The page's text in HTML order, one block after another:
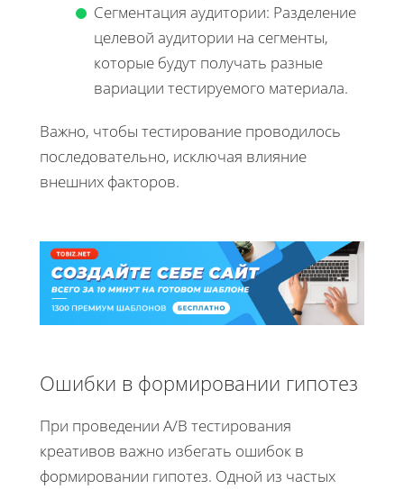
Сегментация аудитории: Разделение
целевой аудитории на сегменты,
которые будут получать разные
вариации тестируемого материала.
Важно, чтобы тестирование проводилось
последовательно, исключая влияние
внешних факторов.
Ошибки в формировании гипотез
При проведении A/B тестирования
креативов важно избегать ошибок в
формировании гипотез. Одной из частых